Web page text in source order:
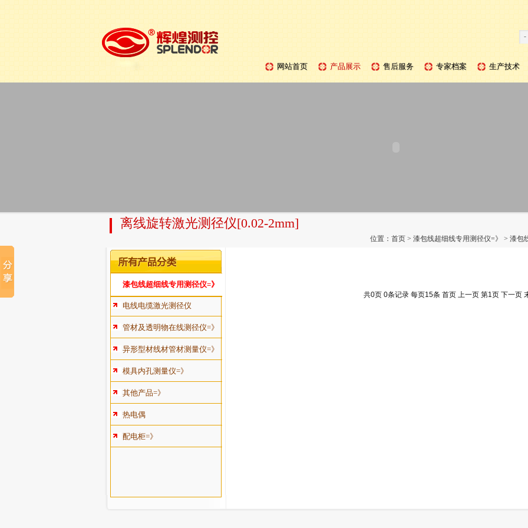
网站首页 产品展示 售后服务 专家档案 生产技术
离线旋转激光测径仪[0.02-2mm]
位置： 首页 > 漆包线超细线专用测径仪=》 > 漆包
漆包线超细线专用测径仪=》
电线电缆激光测径仪
管材及透明物在线测径仪=》
异形型材线材管材测量仪=》
模具内孔测量仪=》
其他产品=》
热电偶
配电柜=》
共0页 0条记录 每页15条 首页 上一页 第1页 下一页